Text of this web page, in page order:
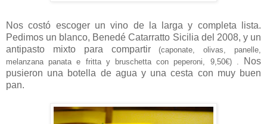
Nos costó escoger un vino de la larga y completa lista.
Pedimos un blanco, Benedé Catarratto Sicilia del 2008, y un
antipasto mixto para compartir(caponate, olivas, panelle,
melanzana panata e fritta y bruschetta con peperoni, 9,50€) .
Nos
pusieron una botella de agua y una cesta con muy buen
pan.